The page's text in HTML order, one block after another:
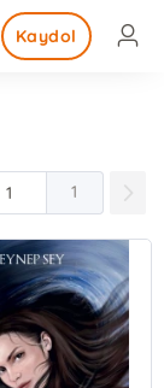
Kaydol
1